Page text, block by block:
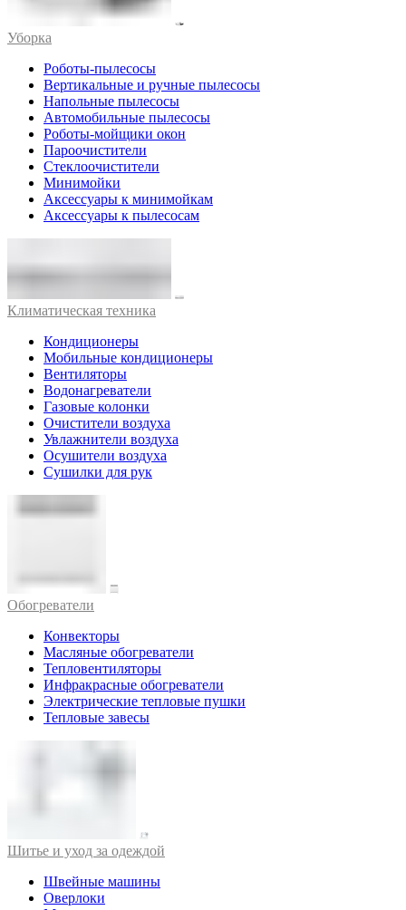
Уборка
Роботы-пылесосы
Вертикальные и ручные пылесосы
Напольные пылесосы
Автомобильные пылесосы
Роботы-мойщики окон
Пароочистители
Стеклоочистители
Минимойки
Аксессуары к минимойкам
Аксессуары к пылесосам
Климатическая техника
Кондиционеры
Мобильные кондиционеры
Вентиляторы
Водонагреватели
Газовые колонки
Очистители воздуха
Увлажнители воздуха
Осушители воздуха
Сушилки для рук
Обогреватели
Конвекторы
Масляные обогреватели
Тепловентиляторы
Инфракрасные обогреватели
Электрические тепловые пушки
Тепловые завесы
Шитье и уход за одеждой
Швейные машины
Оверлоки